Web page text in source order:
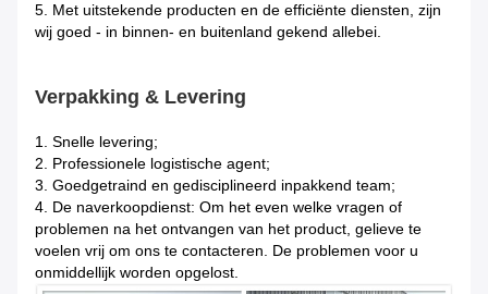
5. Met uitstekende producten en de efficiënte diensten, zijn
wij goed - in binnen- en buitenland gekend allebei.
Verpakking & Levering
1. Snelle levering;
2. Professionele logistische agent;
3. Goedgetraind en gedisciplineerd inpakkend team;
4. De naverkoopdienst: Om het even welke vragen of
problemen na het ontvangen van het product, gelieve te
voelen vrij om ons te contacteren. De problemen voor u
onmiddellijk worden opgelost.